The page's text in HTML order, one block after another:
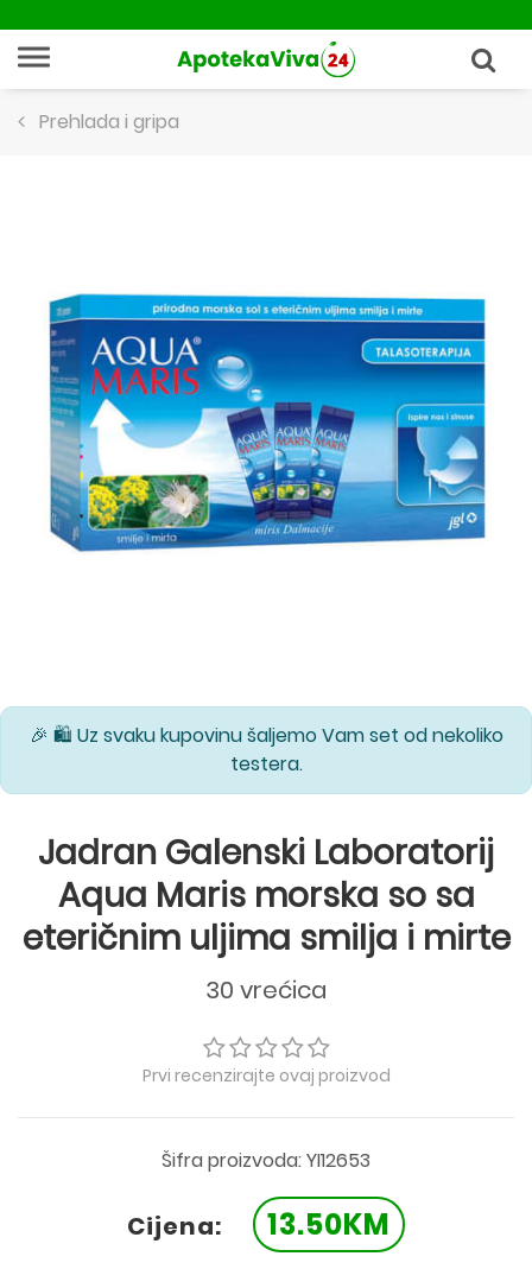
Prehlada i gripa
🎉 🛍️ Uz svaku kupovinu šaljemo Vam set od nekoliko
testera.
Jadran Galenski Laboratorij
Aqua Maris morska so sa
eteričnim uljima smilja i mirte
30 vrećica
Prvi recenzirajte ovaj proizvod
Šifra proizvoda: YI12653
Cijena: 13.50KM